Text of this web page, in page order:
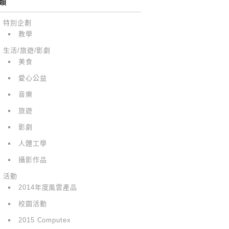
特別企劃
教學
生活/旅遊/影劇
美食
愛心公益
音樂
旅遊
影劇
人體工學
攝影作品
活動
2014年度風雲產品
校園活動
2015 Computex